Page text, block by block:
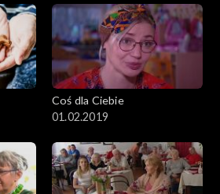
Coś dla Ciebie
01.02.2019